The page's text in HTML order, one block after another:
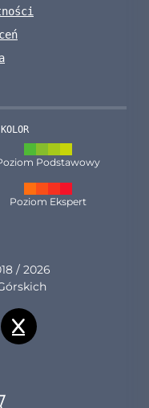
Podstawowy
Poziom Ekspert
/ 2026